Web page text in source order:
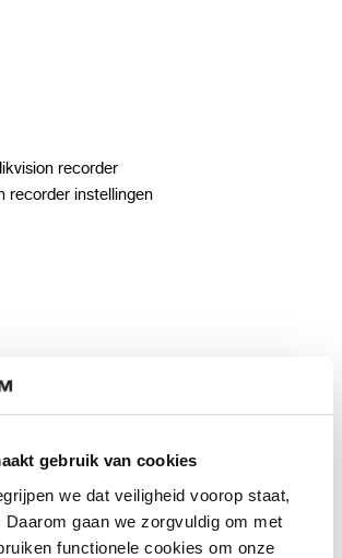
gebruik van cookies
we dat veiligheid voorop staat,
Daarom gaan we zorgvuldig om met
functionele cookies om onze
recorder
recorder instellingen